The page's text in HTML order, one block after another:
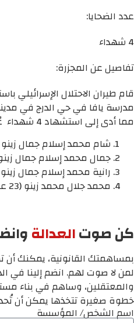
عدد الضحايا:
4 شهداء
تفاصيل عن المجزرة:
قام طيران الاحتلال الإسرائيلي
مدرسة يافا في حي الدرج في
مما أدى إلى استشهاد 4 شهداء عُرف من شهداء :
شام محمد إسلام جمال زينو (7
جمال محمد إسلام جمال زينو (5
رانية محمد إسلام جمال زينو (3
محمد جلال محمد زينو (23 عام)
كن صوتالعدالة
بمساهمتك القانونية، يمكنك أن
لمن لا صوت لهم. انضم إلينا في
والمعتقلين، وساهم في بناء
خطوة صغيرة تتخذها يمكن أن
اسم الشخص/ المؤسسة